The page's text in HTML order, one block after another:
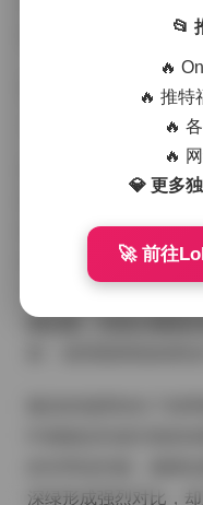
她独有的气质与穿搭
【岛遇】抖音是是是
首先映入眼帘的是一
面。薄雾还未完全散
佩恩老大身着一件米
裤，脚踩简约的帆布
与衣角，整体氛围宁
被拉慢。光线从侧面
深绿形成强烈对比，
📂
🔥
🔥 推特
🔥
🔥
💎 更多
🚀 前往